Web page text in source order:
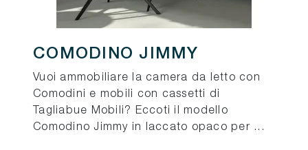
COMODINO JIMMY
Vuoi ammobiliare la camera da letto con
Comodini e mobili con cassetti di
Tagliabue Mobili? Eccoti il modello
Comodino Jimmy in laccato opaco per ...